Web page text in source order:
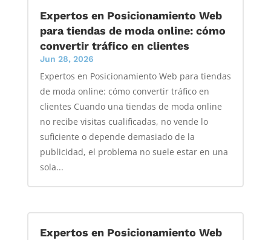
Expertos en Posicionamiento Web
para tiendas de moda online: cómo
convertir tráfico en clientes
Jun 28, 2026
Expertos en Posicionamiento Web para tiendas
de moda online: cómo convertir tráfico en
clientes Cuando una tiendas de moda online
no recibe visitas cualificadas, no vende lo
suficiente o depende demasiado de la
publicidad, el problema no suele estar en una
sola...
Expertos en Posicionamiento Web